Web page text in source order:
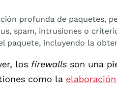
profunda de paquetes,
spam, intrusiones o
paquete, incluyendo la
los firewalls son una
como la